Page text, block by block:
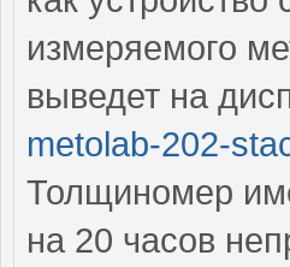
измеряемого
выведет на
metolab-202-
Толщиномер
на 20 часов